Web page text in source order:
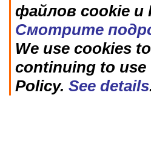
файлов cookie
Смотрите
We use cookies
continuing to use
Policy. See details